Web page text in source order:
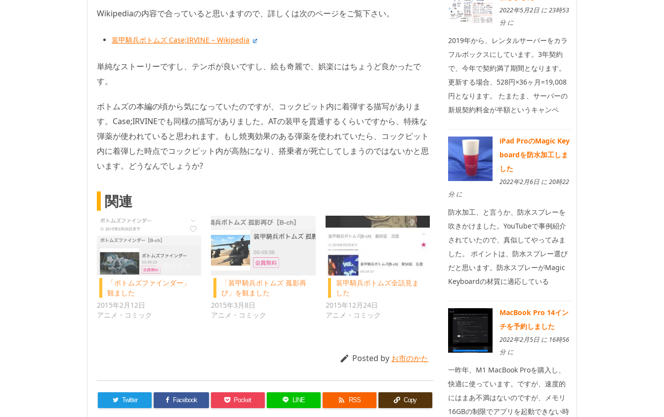
Wikipediaの内容で合っていると思いますので、詳しくは次のページをご覧下さい。
装甲騎兵ボトムズ Case;IRVINE – Wikipedia
単純なストーリーですし、テンポが良いですし、絵も奇麗で、娯楽にはちょうど良かったで
す。
ボトムズの本編の頃から気になっていたのですが、コックピット内に着弾する描写がありま
す。Case;IRVINEでも同様の描写がありました。ATの装甲を貫通するくらいですから、特殊な
弾薬が使われていると思われます。もし焼夷効果のある弾薬を使われていたら、コックピット
内に着弾した時点でコックピット内が高熱になり、搭乗者が死亡してしまうのではないかと思
います。どうなんでしょうか?
関連
「ボトムズファインダー」
観ました
2015年2月12日
アニメ・コミック
「装甲騎兵ボトムズ 孤影再
び」を観ました
2015年3月8日
アニメ・コミック
装甲騎兵ボトムズ全話見ま
した
2015年12月24日
アニメ・コミック
 Posted by お市のかた
Twitter Facebook Pocket LINE  RSS Copy
2022年5月2日 に 23時53
分 に
2019年から、レンタルサーバーをカラ
フルボックスにしています。3年契約
で、今年で契約満了期間となります。
更新する場合、528円×36ヶ月=19,008
円となります。 たまたま、サーバーの
新規契約料金が半額というキャンペ
iPad ProのMagic Key
boardを防水加工しま
した
2022年2月6日 に 20時22
分 に
防水加工、と言うか、防水スプレーを
吹きかけました。YouTubeで事例紹介
されていたので、真似してやってみま
した。 ポイントは、防水スプレー選び
だと思います。防水スプレーがMagic
Keyboardの材質に適応している
MacBook Pro 14イン
チを予約しました
2022年2月5日 に 16時56
分 に
一昨年、M1 MacBook Proを購入し、
快適に使っています。ですが、速度的
にはまあ不満はないのですが、メモリ
16GBの制限でアプリを起動できない時